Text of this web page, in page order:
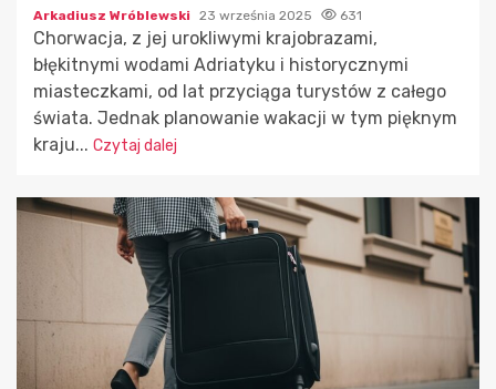
Arkadiusz Wróblewski 23 września 2025 631
Chorwacja, z jej urokliwymi krajobrazami,
błękitnymi wodami Adriatyku i historycznymi
miasteczkami, od lat przyciąga turystów z całego
świata. Jednak planowanie wakacji w tym pięknym
kraju... Czytaj dalej